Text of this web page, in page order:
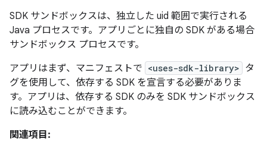
SDK サンドボックスは、独立した uid 範囲で実行される
Java プロセスです。アプリごとに独自の SDK がある場合
サンドボックス プロセスです。
アプリはまず、マニフェストで <uses-sdk-library> タ
グを使用して、依存する SDK を宣言する必要がありま
す。アプリは、依存する SDK のみを SDK サンドボックス
に読み込むことができます。
関連項目: